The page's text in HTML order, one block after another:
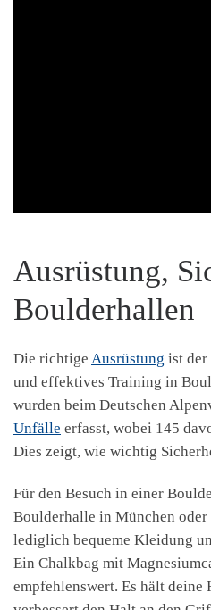
Ausrüstung,
Boulderhallen
Die richtige Ausrüstung ist der
und effektives Training in
wurden beim Deutschen
Unfälle erfasst, wobei 145
Dies zeigt, wie wichtig
Für den Besuch in einer
Boulderhalle in München
lediglich bequeme Kleidung
Ein Chalkbag mit
empfehlenswert. Es hält deine